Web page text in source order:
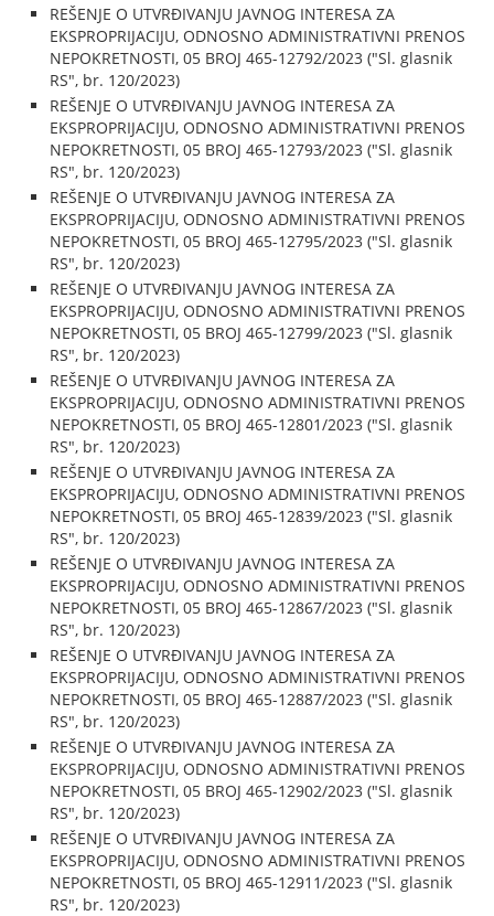
REŠENJE O UTVRĐIVANJU JAVNOG INTERESA ZA
EKSPROPRIJACIJU, ODNOSNO ADMINISTRATIVNI PRENOS
NEPOKRETNOSTI, 05 BROJ 465-12792/2023 ("Sl. glasnik
RS", br. 120/2023)
REŠENJE O UTVRĐIVANJU JAVNOG INTERESA ZA
EKSPROPRIJACIJU, ODNOSNO ADMINISTRATIVNI PRENOS
NEPOKRETNOSTI, 05 BROJ 465-12793/2023 ("Sl. glasnik
RS", br. 120/2023)
REŠENJE O UTVRĐIVANJU JAVNOG INTERESA ZA
EKSPROPRIJACIJU, ODNOSNO ADMINISTRATIVNI PRENOS
NEPOKRETNOSTI, 05 BROJ 465-12795/2023 ("Sl. glasnik
RS", br. 120/2023)
REŠENJE O UTVRĐIVANJU JAVNOG INTERESA ZA
EKSPROPRIJACIJU, ODNOSNO ADMINISTRATIVNI PRENOS
NEPOKRETNOSTI, 05 BROJ 465-12799/2023 ("Sl. glasnik
RS", br. 120/2023)
REŠENJE O UTVRĐIVANJU JAVNOG INTERESA ZA
EKSPROPRIJACIJU, ODNOSNO ADMINISTRATIVNI PRENOS
NEPOKRETNOSTI, 05 BROJ 465-12801/2023 ("Sl. glasnik
RS", br. 120/2023)
REŠENJE O UTVRĐIVANJU JAVNOG INTERESA ZA
EKSPROPRIJACIJU, ODNOSNO ADMINISTRATIVNI PRENOS
NEPOKRETNOSTI, 05 BROJ 465-12839/2023 ("Sl. glasnik
RS", br. 120/2023)
REŠENJE O UTVRĐIVANJU JAVNOG INTERESA ZA
EKSPROPRIJACIJU, ODNOSNO ADMINISTRATIVNI PRENOS
NEPOKRETNOSTI, 05 BROJ 465-12867/2023 ("Sl. glasnik
RS", br. 120/2023)
REŠENJE O UTVRĐIVANJU JAVNOG INTERESA ZA
EKSPROPRIJACIJU, ODNOSNO ADMINISTRATIVNI PRENOS
NEPOKRETNOSTI, 05 BROJ 465-12887/2023 ("Sl. glasnik
RS", br. 120/2023)
REŠENJE O UTVRĐIVANJU JAVNOG INTERESA ZA
EKSPROPRIJACIJU, ODNOSNO ADMINISTRATIVNI PRENOS
NEPOKRETNOSTI, 05 BROJ 465-12902/2023 ("Sl. glasnik
RS", br. 120/2023)
REŠENJE O UTVRĐIVANJU JAVNOG INTERESA ZA
EKSPROPRIJACIJU, ODNOSNO ADMINISTRATIVNI PRENOS
NEPOKRETNOSTI, 05 BROJ 465-12911/2023 ("Sl. glasnik
RS", br. 120/2023)